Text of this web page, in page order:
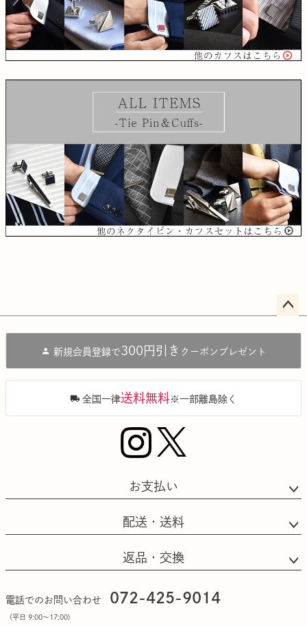
へ
新規会員登録で300円引き クーポンプレゼント
全国一律送料無料※一部離島除く
お支払い
配送・送料
返品・交換
電話でのお問い合わせ 072-425-9014
（平日 9:00〜17:00)